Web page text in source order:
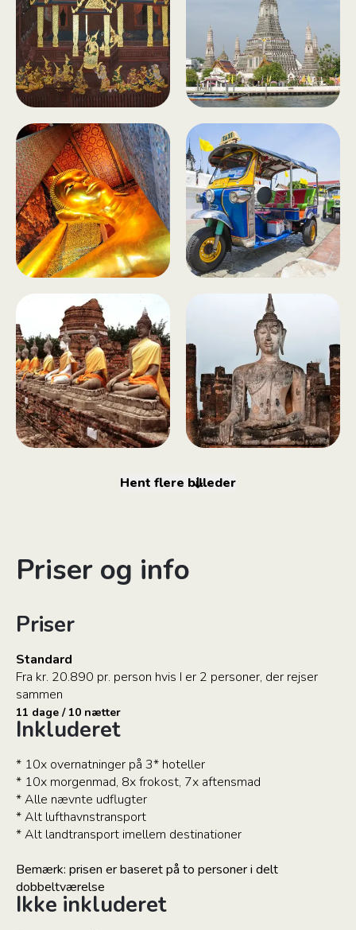
Hent flere billeder
Priser og info
Priser
Standard
Fra kr. 20.890 pr. person hvis I er 2 personer, der rejser
sammen
11 dage / 10 nætter
Inkluderet
* 10x overnatninger på 3* hoteller
* 10x morgenmad, 8x frokost, 7x aftensmad
* Alle nævnte udflugter
* Alt lufthavnstransport
* Alt landtransport imellem destinationer
Bemærk: prisen er baseret på to personer i delt
dobbeltværelse
Ikke inkluderet